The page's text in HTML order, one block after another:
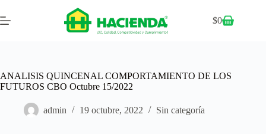
$0
ANALISIS QUINCENAL COMPORTAMIENTO DE LOS
FUTUROS CBO Octubre 15/2022
admin 19 octubre, 2022 Sin categoría